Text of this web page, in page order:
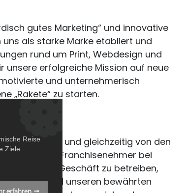
gutes Marketing“ und innovative
als starke Marke etabliert und
rund um Print, Webdesign und
unsere erfolgreiche Mission auf neue
und unternehmerisch
„Rakete“ zu starten.
zu führen und gleichzeitig von den
Als Franchisenehmer bei
eigenes Geschäft zu betreiben,
how und unseren bewährten
Reise
Ziele
erfahren